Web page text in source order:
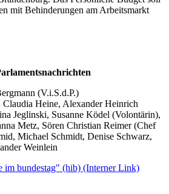
mit Behinderungen am Arbeitsmarkt
(V.i.S.d.P.)
Claudia Heine, Alexander Heinrich
Jeglinski, Susanne Ködel (Volontärin),
Metz, Sören Christian Reimer (Chef
Michael Schmidt, Denise Schwarz,
Weinlein
im bundestag" (hib) (Interner Link)